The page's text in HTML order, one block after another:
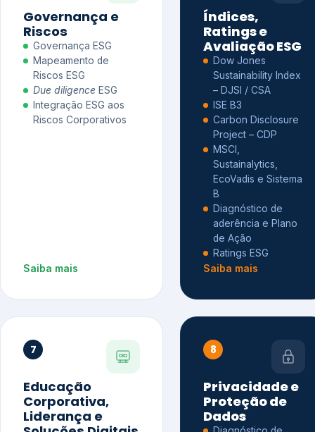
Governança e
Riscos
Governança ESG
Mapeamento de
Riscos ESG
Due diligence ESG
Integração ESG aos
Riscos Corporativos
Saiba mais
Índices,
Ratings e
Avaliação ESG
Dow Jones
Sustainability Index
– DJSI / CSA
ISE B3
Carbon Disclosure
Project – CDP
MSCI,
Sustainalytics,
EcoVadis e Sistema
B
Diagnóstico de
aderência e Plano
de Ação
Ratings ESG
Saiba mais
7
Educação
Corporativa,
Liderança e
8
Privacidade e
Proteção de
Dados